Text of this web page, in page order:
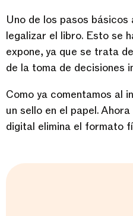
Uno de los pasos
legalizar el libro. Esto se
expone, ya que se trata
de la toma de decisiones
Como ya comentamos al
un sello en el papel.
digital elimina el formato